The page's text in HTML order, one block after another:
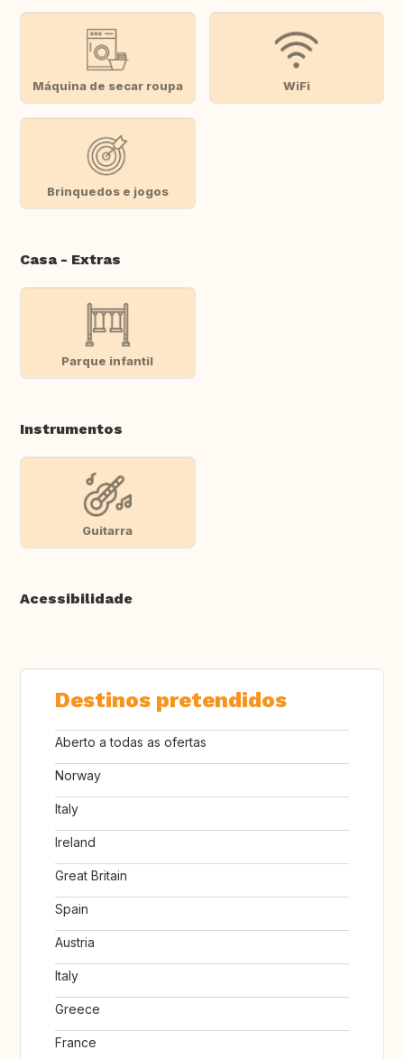
Máquina de secar roupa WiFi
Brinquedos e jogos
Casa - Extras
Parque infantil
Instrumentos
Guitarra
Acessibilidade
Destinos pretendidos
Aberto a todas as ofertas
Norway
Italy
Ireland
Great Britain
Spain
Austria
Italy
Greece
France